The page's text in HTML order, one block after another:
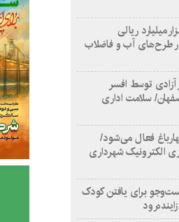
178 هزار میلیارد ریالی
طرح‌های آب و فاضلاب
بهار آزادی توسط افسر
سلامت اداری
فعال می‌شود/
الکترونیک شهرداری
برای یافتن کودک